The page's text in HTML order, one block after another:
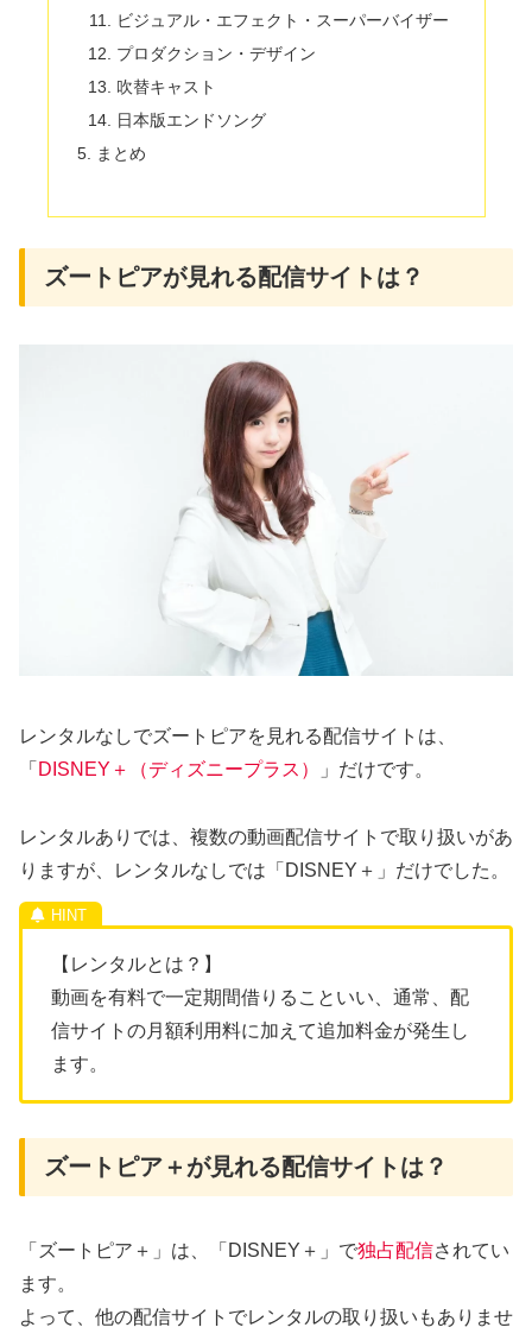
ビジュアル・エフェクト・スーパーバイザー
プロダクション・デザイン
吹替キャスト
日本版エンドソング
まとめ
ズートピアが見れる配信サイトは？
レンタルなしでズートピアを見れる配信サイトは、
「 DISNEY＋（ディズニープラス） 」だけです。
レンタルありでは、複数の動画配信サイトで取り扱いがあ
りますが、レンタルなしでは「DISNEY＋」だけでした。
【レンタルとは？】
動画を有料で一定期間借りることいい、通常、配
信サイトの月額利用料に加えて追加料金が発生し
ます。
ズートピア＋が見れる配信サイトは？
「ズートピア＋」は、「DISNEY＋」で独占配信されてい
ます。
よって、他の配信サイトでレンタルの取り扱いもありませ